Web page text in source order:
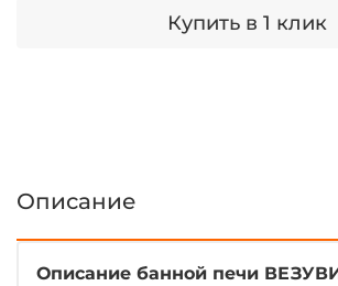
Купить в 1 клик
Описание
Описание банной печи